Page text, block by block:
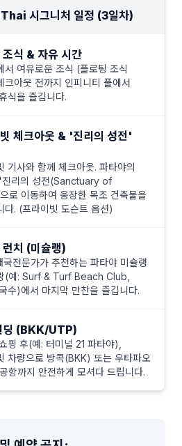
시그니처 일정 (3일차)
조식 & 자유 시간
서 여유로운 조식 (플로팅 조식
크아웃 전까지 인피니티 풀에서
식을 즐깁니다.
체크아웃 & '진리의 성전'
기사와 함께 체크아웃. 파타야의
진리의 성전(Sanctuary of
로 이동하여 웅장한 목조 건축물을
다. (프라이빗 도슨트 옵션)
런치 (미슐랭)
전문가가 추천하는 파타야 미슐랭
(예: Surf & Turf Beach Club,
수)에서 마지막 만찬을 즐깁니다.
딩 (BKK/UTP)
핑 후(예: 터미널 21 파타야),
차량으로 방콕(BKK) 또는 우타파오
항까지 안전하게 모셔다 드립니다.